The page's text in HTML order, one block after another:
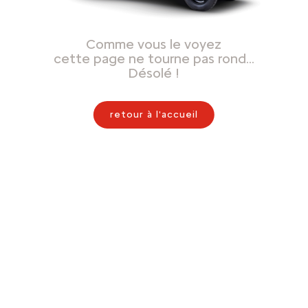
Comme vous le voyez
cette page ne tourne pas rond…
Désolé !
retour à l'accueil